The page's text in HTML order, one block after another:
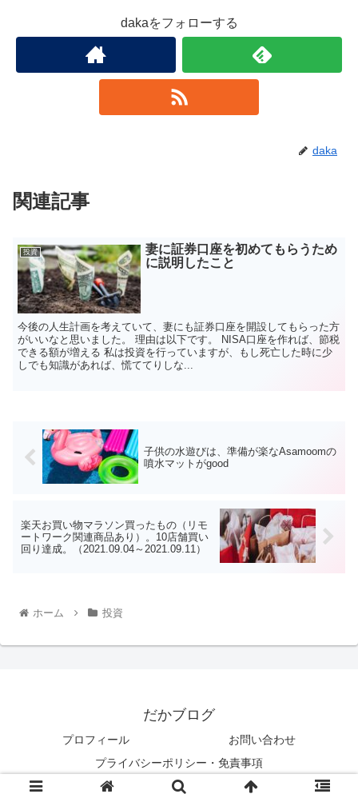
dakaをフォローする
daka
関連記事
投資
妻に証券口座を初めてもらうため
に説明したこと
今後の人生計画を考えていて、妻にも証券口座を開設してもらった方
がいいなと思いました。 理由は以下です。 NISA口座を作れば、節税
できる額が増える 私は投資を行っていますが、もし死亡した時に少
しでも知識があれば、慌ててりしな...
子供の水遊びは、準備が楽なAsamoomの
噴水マットがgood
楽天お買い物マラソン買ったもの（リモ
ートワーク関連商品あり）。10店舗買い
回り達成。（2021.09.04～2021.09.11）
ホーム 投資
だかブログ
プロフィール
お問い合わせ
プライバシーポリシー・免責事項
© 2021 だかブログ.